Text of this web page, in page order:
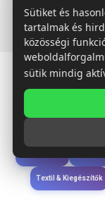
Textil & Kiegészítők
Sütiket és
tartalmak és
közösségi
sütik mindig